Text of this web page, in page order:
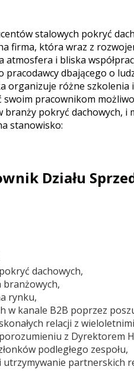
stalowych pokryć
firma, która wraz z
i bliska
dbającego o
organizuje różne
pracownikom
pokryć dachowych, i
stanowisko:
Działu
dachowych,
branżowych,
rynku,
w kanale B2B poprzez
relacji z
z Dyrektorem
podległego zespołu,
partnerskich